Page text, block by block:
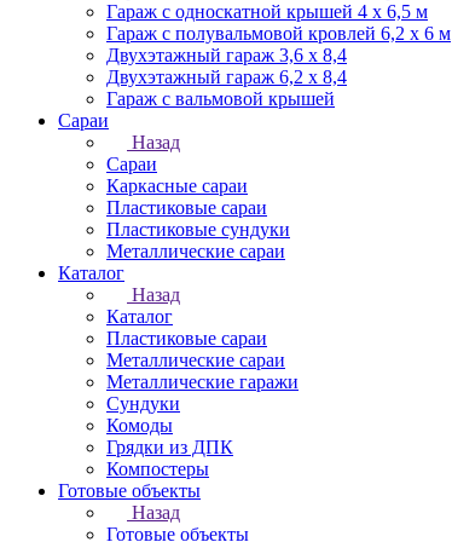
Гараж с односкатной крышей 4 х 6,5 м
Гараж с полувальмовой кровлей 6,2 х 6 м
Двухэтажный гараж 3,6 х 8,4
Двухэтажный гараж 6,2 х 8,4
Гараж с вальмовой крышей
Сараи
Назад
Сараи
Каркасные сараи
Пластиковые сараи
Пластиковые сундуки
Металлические сараи
Каталог
Назад
Каталог
Пластиковые сараи
Металлические сараи
Металлические гаражи
Сундуки
Комоды
Грядки из ДПК
Компостеры
Готовые объекты
Назад
Готовые объекты